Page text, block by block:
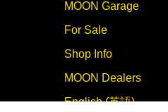
MOON Garage
For Sale
Shop Info
MOON Dealers
English (英語)